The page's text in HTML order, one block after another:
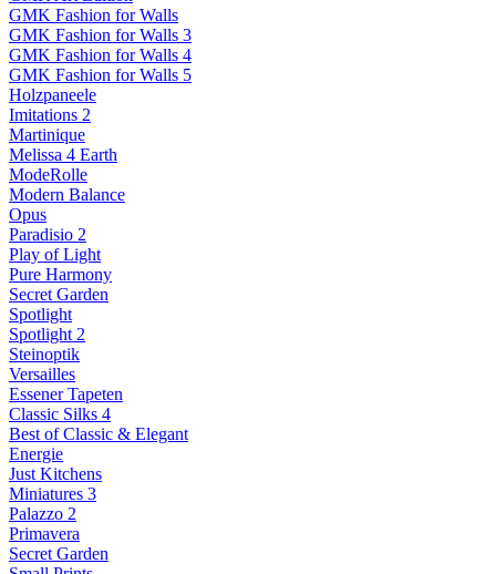
GMK Fashion for Walls
GMK Fashion for Walls 3
GMK Fashion for Walls 4
GMK Fashion for Walls 5
Holzpaneele
Imitations 2
Martinique
Melissa 4 Earth
ModeRolle
Modern Balance
Opus
Paradisio 2
Play of Light
Pure Harmony
Secret Garden
Spotlight
Spotlight 2
Steinoptik
Versailles
Essener Tapeten
Classic Silks 4
Best of Classic & Elegant
Energie
Just Kitchens
Miniatures 3
Palazzo 2
Primavera
Secret Garden